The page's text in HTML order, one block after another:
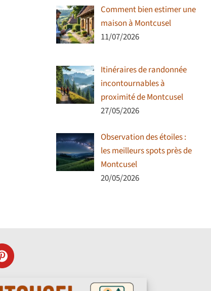
Comment bien estimer une
maison à Montcusel
11/07/2026
Itinéraires de randonnée
incontournables à
proximité de Montcusel
27/05/2026
Observation des étoiles :
les meilleurs spots près de
Montcusel
20/05/2026